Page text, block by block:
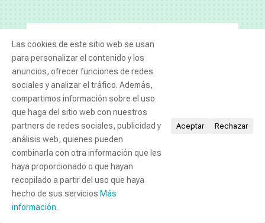
Las cookies de este sitio web se usan
para personalizar el contenido y los
anuncios, ofrecer funciones de redes
sociales y analizar el tráfico. Además,
compartimos información sobre el uso
que haga del sitio web con nuestros
partners de redes sociales, publicidad y
análisis web, quienes pueden
combinarla con otra información que les
haya proporcionado o que hayan
recopilado a partir del uso que haya
hecho de sus servicios Más
información.
Aceptar Rechazar